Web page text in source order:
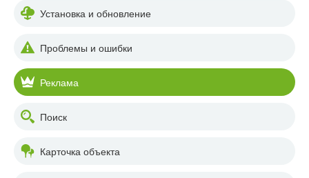
Установка и обновление
Проблемы и ошибки
Реклама
Поиск
Карточка объекта